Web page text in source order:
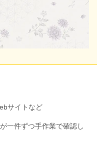
サイトなど
一件ずつ手作業で確認し